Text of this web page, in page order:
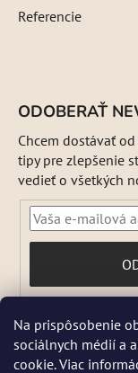
Na prispôsobenie
sociálnych médií a
cookie. Viac
DŇA 5 a 6 AUGUSTA
Letná prevádzka:
Referencie
ODOBERAŤ
Chcem dostávať
tipy pre zlepšenie
vedieť o všetkých
SA
podmienkami